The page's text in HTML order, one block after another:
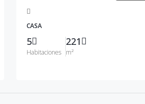
CASA
5
Habitaciones
221
m²